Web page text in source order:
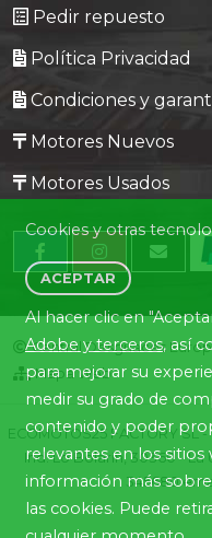
Pedir repuesto
Política Privacidad
Condiciones y
Motores Nuevos
Motores Usados
Central Desguaces
Mapa Web
ECOMOTOS25 FACTORY SL
Ind. Lo Bolarín, 30360 - La
345680
Cookies y otras
ACEPTAR
Al hacer clic en
Adobe y terceros, así
para mejorar su
medir su grado de
contenido y poder
relevantes en los
información más
las cookies. Puede